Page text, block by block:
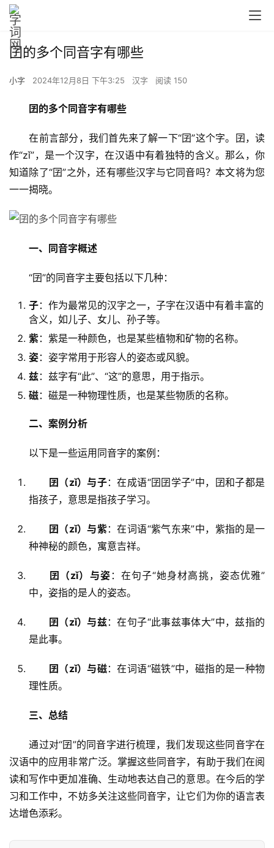
囝的多个同音字有哪些
小字 2024年12月8日 下午3:25 汉字 阅读 150
囝的多个同音字有哪些
在前言部分，我们首先来了解一下“囝”这个字。囝，读
作“zǐ”，是一个汉字，在汉语中有着独特的含义。那么，你
知道除了“囝”之外，还有哪些汉字与它同音吗？本文将为您
一一揭晓。
一、同音字概述
“囝”的同音字主要包括以下几种：
子：作为最常见的汉字之一，子字在汉语中有着丰富的
含义，如儿子、女儿、孙子等。
紫：紫是一种颜色，也是某些植物和矿物的名称。
姿：姿字常用于形容人的姿态或风貌。
兹：兹字有“此”、“这”的意思，用于指示。
磁：磁是一种物理性质，也是某些物质的名称。
二、案例分析
以下是一些运用同音字的案例：
囝（zǐ）与子：在成语“囝囝学子”中，囝和子都是
指孩子，意思是指孩子学习。
囝（zǐ）与紫：在词语“紫气东来”中，紫指的是一
种神秘的颜色，寓意吉祥。
囝（zǐ）与姿 ：在句子“她身材高挑，姿态优雅”
中，姿指的是人的姿态。
囝（zǐ）与兹：在句子“此事兹事体大”中，兹指的
是此事。
囝（zǐ）与磁：在词语“磁铁”中，磁指的是一种物
理性质。
三、总结
通过对“囝”的同音字进行梳理，我们发现这些同音字在
汉语中的应用非常广泛。掌握这些同音字，有助于我们在阅
读和写作中更加准确、生动地表达自己的意思。在今后的学
习和工作中，不妨多关注这些同音字，让它们为你的语言表
达增色添彩。